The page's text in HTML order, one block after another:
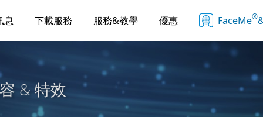
息 下載服務 服務&教學 優惠 FaceMe®
& 特效